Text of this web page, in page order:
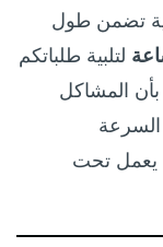
تضمن طول
لتلبية طلباتكم
بأن المشاكل
السرعة
يعمل تحت